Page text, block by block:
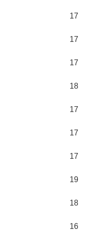
17
17
17
18
17
17
17
19
18
16